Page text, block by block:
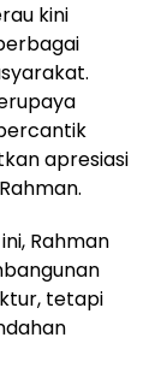
kini
apresiasi
Rahman
tetapi